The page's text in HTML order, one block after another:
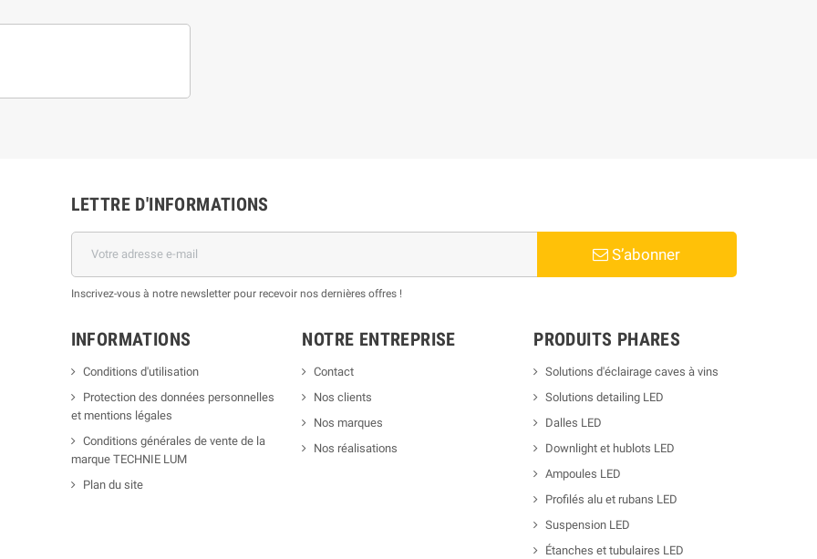
LETTRE D'INFORMATIONS
S’abonner
Inscrivez-vous à notre newsletter pour recevoir nos dernières offres !
INFORMATIONS
Conditions d'utilisation
Protection des données personnelles
et mentions légales
Conditions générales de vente de la
marque TECHNIE LUM
Plan du site
NOTRE ENTREPRISE
Contact
Nos clients
Nos marques
Nos réalisations
PRODUITS PHARES
Solutions d'éclairage caves à vins
Solutions detailing LED
Dalles LED
Downlight et hublots LED
Ampoules LED
Profilés alu et rubans LED
Suspension LED
Étanches et tubulaires LED